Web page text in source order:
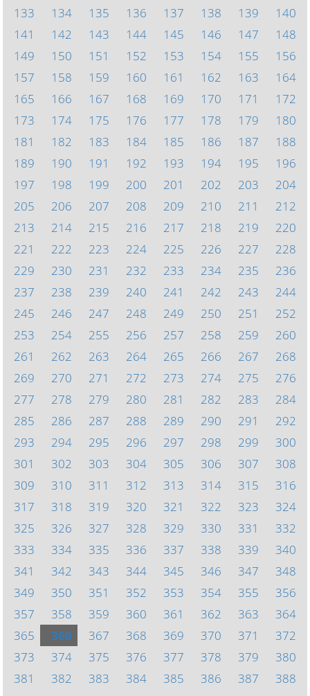
133
134 135 136 137 138 139
140
141
142 143 144 145 146 147
148
149
150 151 152 153 154 155
156
157
158 159 160 161 162 163
164
165
166 167 168 169 170 171
172
173
174 175 176 177 178 179
180
181
182 183 184 185 186 187
188
189
190 191 192 193 194 195
196
197
198 199 200 201 202 203
204
205
206 207 208 209 210 211
212
213
214 215 216 217 218 219
220
221
222 223 224 225 226 227
228
229
230 231 232 233 234 235
236
237
238 239 240 241 242 243
244
245
246 247 248 249 250 251
252
253
254 255 256 257 258 259
260
261
262 263 264 265 266 267
268
269
270 271 272 273 274 275
276
277
278 279 280 281 282 283
284
285
286 287 288 289 290 291
292
293
294 295 296 297 298 299
300
301
302 303 304 305 306 307
308
309
310 311 312 313 314 315
316
317
318 319 320 321 322 323
324
325
326 327 328 329 330 331
332
333
334 335 336 337 338 339
340
341
342 343 344 345 346 347
348
349
350 351 352 353 354 355
356
357
358 359 360 361 362 363
364
365
366 367 368 369 370 371
372
373
374 375 376 377 378 379
380
381
382 383 384 385 386 387
388